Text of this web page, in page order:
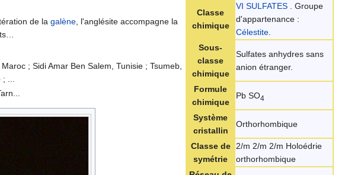
Classe
chimique
VI SULFATES . Groupe
d'appartenance :
Célestite.
Sous-
classe
chimique
Sulfates anhydres sans
anion étranger.
Formule
chimique
Pb SO4
Système
cristallin
Orthorhombique
Classe de
symétrie
2/m 2/m 2/m Holoédrie
orthorhombique
de lagalène , l'anglésite accompagne la
; Sidi Amar Ben Salem, Tunisie ; Tsumeb,
...